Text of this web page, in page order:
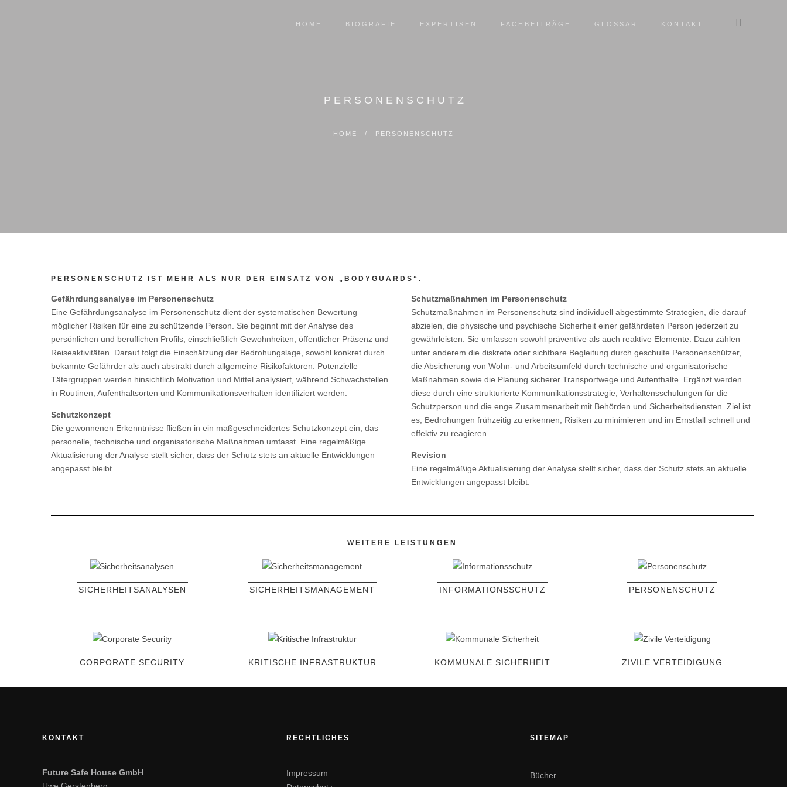
HOME BIOGRAFIE EXPERTISEN FACHBEITRÄGE GLOSSAR KONTAKT
PERSONENSCHUTZ
HOME / PERSONENSCHUTZ
PERSONENSCHUTZ IST MEHR ALS NUR DER EINSATZ VON „BODYGUARDS“.
Gefährdungsanalyse im Personenschutz
Eine Gefährdungsanalyse im Personenschutz dient der systematischen Bewertung
möglicher Risiken für eine zu schützende Person. Sie beginnt mit der Analyse des
persönlichen und beruflichen Profils, einschließlich Gewohnheiten, öffentlicher Präsenz und
Reiseaktivitäten. Darauf folgt die Einschätzung der Bedrohungslage, sowohl konkret durch
bekannte Gefährder als auch abstrakt durch allgemeine Risikofaktoren. Potenzielle
Tätergruppen werden hinsichtlich Motivation und Mittel analysiert, während Schwachstellen
in Routinen, Aufenthaltsorten und Kommunikationsverhalten identifiziert werden.
Schutzkonzept
Die gewonnenen Erkenntnisse fließen in ein maßgeschneidertes Schutzkonzept ein, das
personelle, technische und organisatorische Maßnahmen umfasst. Eine regelmäßige
Aktualisierung der Analyse stellt sicher, dass der Schutz stets an aktuelle Entwicklungen
angepasst bleibt.
Schutzmaßnahmen im Personenschutz
Schutzmaßnahmen im Personenschutz sind individuell abgestimmte Strategien, die darauf
abzielen, die physische und psychische Sicherheit einer gefährdeten Person jederzeit zu
gewährleisten. Sie umfassen sowohl präventive als auch reaktive Elemente. Dazu zählen
unter anderem die diskrete oder sichtbare Begleitung durch geschulte Personenschützer,
die Absicherung von Wohn- und Arbeitsumfeld durch technische und organisatorische
Maßnahmen sowie die Planung sicherer Transportwege und Aufenthalte. Ergänzt werden
diese durch eine strukturierte Kommunikationsstrategie, Verhaltensschulungen für die
Schutzperson und die enge Zusammenarbeit mit Behörden und Sicherheitsdiensten. Ziel ist
es, Bedrohungen frühzeitig zu erkennen, Risiken zu minimieren und im Ernstfall schnell und
effektiv zu reagieren.
Revision
Eine regelmäßige Aktualisierung der Analyse stellt sicher, dass der Schutz stets an aktuelle
Entwicklungen angepasst bleibt.
WEITERE LEISTUNGEN
SICHERHEITSANALYSEN SICHERHEITSMANAGEMENT INFORMATIONSSCHUTZ PERSONENSCHUTZ
CORPORATE SECURITY KRITISCHE INFRASTRUKTUR KOMMUNALE SICHERHEIT ZIVILE VERTEIDIGUNG
KONTAKT
Future Safe House GmbH
RECHTLICHES
Impressum
SITEMAP
Bücher